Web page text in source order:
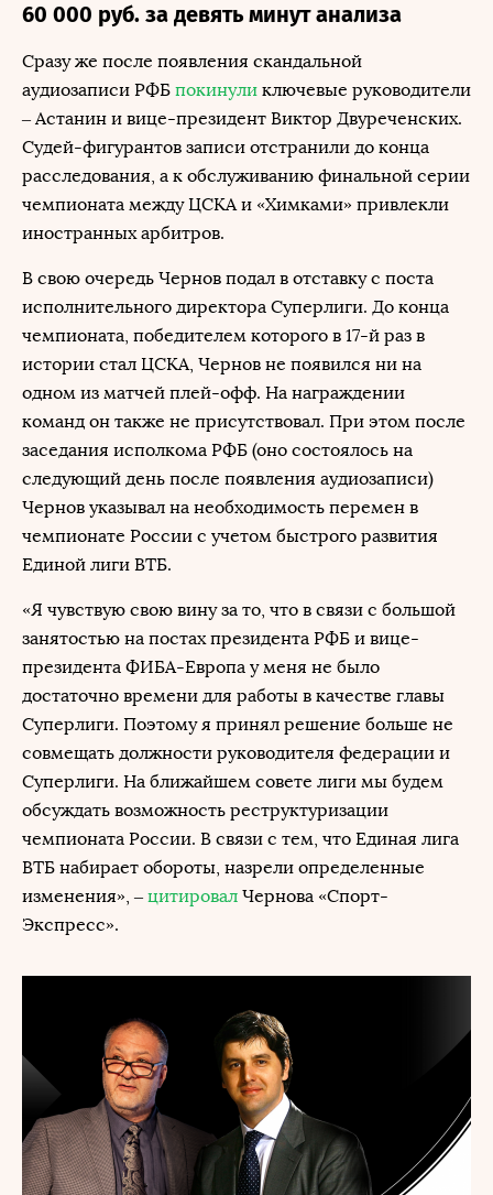
60 000 руб. за девять минут анализа
Сразу же после появления скандальной
аудиозаписи РФБ покинули ключевые руководители
– Астанин и вице-президент Виктор Двуреченских.
Судей-фигурантов записи отстранили до конца
расследования, а к обслуживанию финальной серии
чемпионата между ЦСКА и «Химками» привлекли
иностранных арбитров.
В свою очередь Чернов подал в отставку с поста
исполнительного директора Суперлиги. До конца
чемпионата, победителем которого в 17-й раз в
истории стал ЦСКА, Чернов не появился ни на
одном из матчей плей-офф. На награждении
команд он также не присутствовал. При этом после
заседания исполкома РФБ (оно состоялось на
следующий день после появления аудиозаписи)
Чернов указывал на необходимость перемен в
чемпионате России с учетом быстрого развития
Единой лиги ВТБ.
«Я чувствую свою вину за то, что в связи с большой
занятостью на постах президента РФБ и вице-
президента ФИБА-Европа у меня не было
достаточно времени для работы в качестве главы
Суперлиги. Поэтому я принял решение больше не
совмещать должности руководителя федерации и
Суперлиги. На ближайшем совете лиги мы будем
обсуждать возможность реструктуризации
чемпионата России. В связи с тем, что Единая лига
ВТБ набирает обороты, назрели определенные
изменения», – цитировал Чернова «Спорт-
Экспресс».